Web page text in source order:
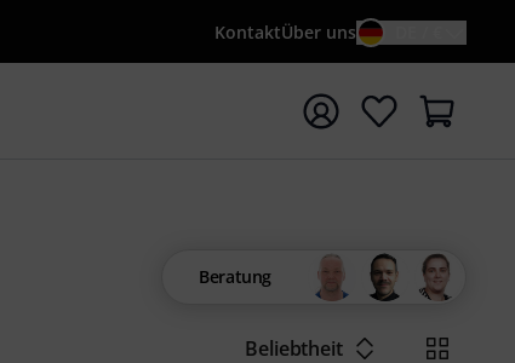
KontaktÜber uns
Suchwort {searchTerm} starten
Beratung
Beliebtheit